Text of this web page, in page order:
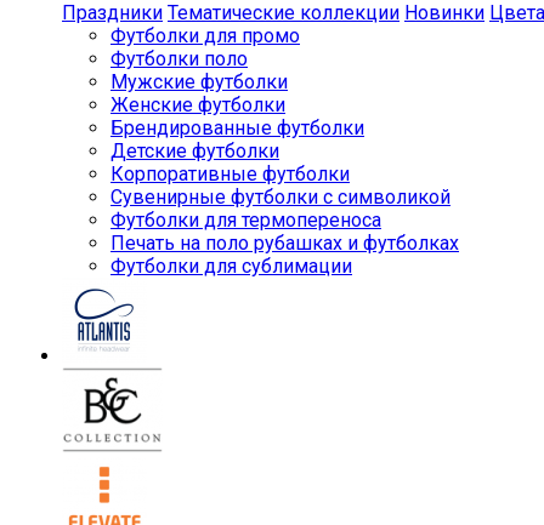
Праздники Тематические коллекции Новинки Цвета
Футболки для промо
Футболки поло
Мужские футболки
Женские футболки
Брендированные футболки
Детские футболки
Корпоративные футболки
Сувенирные футболки с символикой
Футболки для термопереноса
Печать на поло рубашках и футболках
Футболки для сублимации